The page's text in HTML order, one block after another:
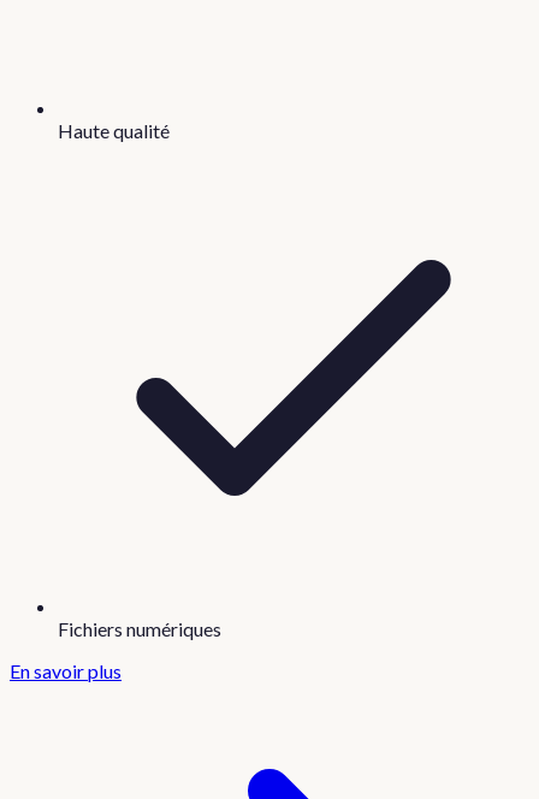
Haute qualité
Fichiers numériques
En savoir plus